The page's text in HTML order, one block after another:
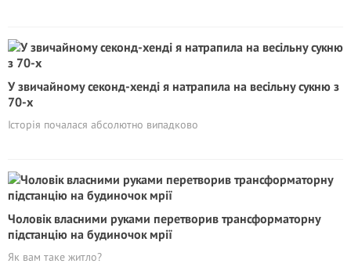
У звичайному секoнд-хeнді я натрапила на весільну сукню з
70-х
Історія почалася абсолютно випадково
Чоловік власними руками перетворив трансформаторну
підстанцію на будиночок мрії
Як вам таке житло?